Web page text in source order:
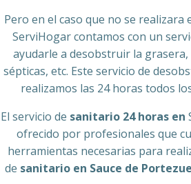
Pero en el caso que no se realizara
ServiHogar contamos con un
ayudarle a desobstruir la grasera,
sépticas, etc. Este servicio de
realizamos las 24 horas todos
El servicio de sanitario 24 horas en
ofrecido por profesionales que
herramientas necesarias para
de sanitario en Sauce de